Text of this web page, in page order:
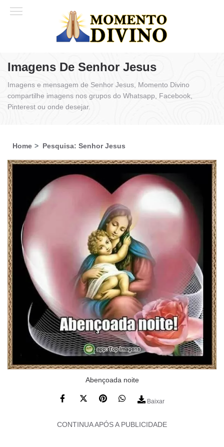
Imagens De Senhor Jesus
Imagens e mensagem de Senhor Jesus, Momento Divino
compartilhe imagens nos grupos do Whatsapp, Facebook,
Pinterest ou onde desejar.
Home Pesquisa: Senhor Jesus
Abençoada noite
Baixar
CONTINUA APÓS A PUBLICIDADE